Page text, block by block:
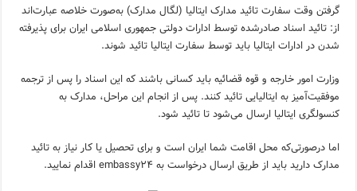
گرفتن وقت سفارت تائید مدارک ایتالیا (لگال مدارک) به‌صورت خلاصه عبارت‌اند
از: تائید اسناد صادرشده توسط ادارات دولتی جمهوری اسلامی ایران برای پذیرفته
شدن در ادارات ایتالیا باید توسط سفارت ایتالیا تائید شوند.
وزارت امور خارجه و قوه قضائیه باید کسانی باشند که این اسناد را پس از ترجمه
موفقیت‌آمیز به ایتالیایی تائید کنند. پس از انجام این مراحل، مدارک به
کنسولگری ایتالیا ارسال می‌شود تا تائید شود.
اما درصورتی‌که محل اقامت شما ایران است و برای تحصیل یا کار نیاز به تائید
مدارک دارید باید از طریق ارسال درخواست به embassy24 اقدام نمایید.